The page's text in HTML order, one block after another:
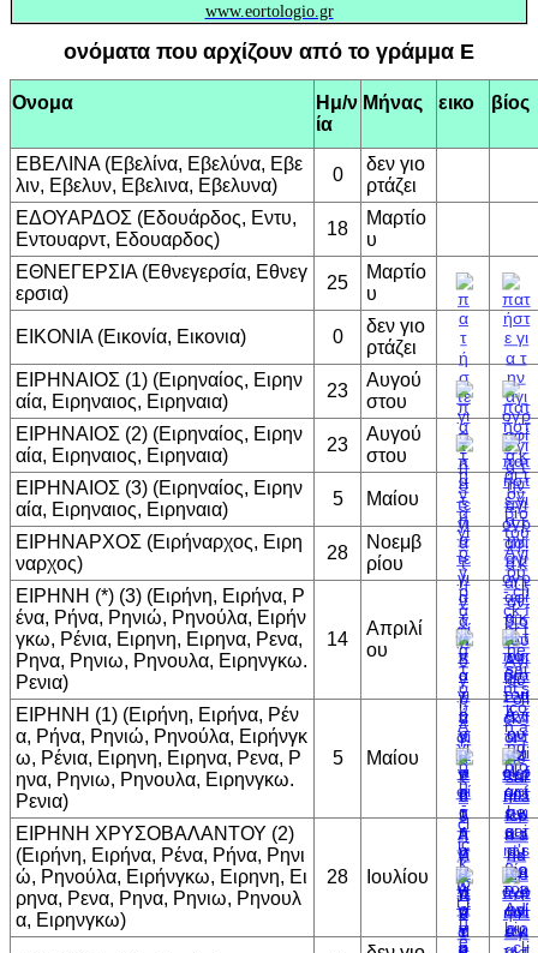
www.eortologio.gr
ονόματα που αρχίζουν από το γράμμα Ε
Ονομα
Ημ/ν
ία
Μήνας εικο βίος
ΕΒΕΛΙΝΑ (Εβελίνα, Εβελύνα, Εβε
λιν, Εβελυν, Εβελινα, Εβελυνα)
0
δεν γιο
ρτάζει
ΕΔΟΥΑΡΔΟΣ (Εδουάρδος, Εντυ,
Εντουαρντ, Εδουαρδος)
18
Μαρτίο
υ
ΕΘΝΕΓΕΡΣΙΑ (Εθνεγερσία, Εθνεγ
ερσια)
25
Μαρτίο
υ
ΕΙΚΟΝΙΑ (Εικονία, Εικονια) 0
δεν γιο
ρτάζει
ΕΙΡΗΝΑΙΟΣ (1) (Ειρηναίος, Ειρην
αία, Ειρηναιος, Ειρηναια)
23
Αυγού
στου
ΕΙΡΗΝΑΙΟΣ (2) (Ειρηναίος, Ειρην
αία, Ειρηναιος, Ειρηναια)
23
Αυγού
στου
ΕΙΡΗΝΑΙΟΣ (3) (Ειρηναίος, Ειρην
αία, Ειρηναιος, Ειρηναια)
5 Μαίου
ΕΙΡΗΝΑΡΧΟΣ (Ειρήναρχος, Ειρη
ναρχος)
28
Νοεμβ
ρίου
ΕΙΡΗΝΗ (*) (3) (Ειρήνη, Ειρήνα, Ρ
ένα, Ρήνα, Ρηνιώ, Ρηνούλα, Ειρήν
γκω, Ρένια, Ειρηνη, Ειρηνα, Ρενα,
Ρηνα, Ρηνιω, Ρηνουλα, Ειρηνγκω.
Ρενια)
14
Απριλί
ου
ΕΙΡΗΝΗ (1) (Ειρήνη, Ειρήνα, Ρέν
α, Ρήνα, Ρηνιώ, Ρηνούλα, Ειρήνγκ
ω, Ρένια, Ειρηνη, Ειρηνα, Ρενα, Ρ
ηνα, Ρηνιω, Ρηνουλα, Ειρηνγκω.
Ρενια)
5 Μαίου
ΕΙΡΗΝΗ ΧΡΥΣΟΒΑΛΑΝΤΟΥ (2)
(Ειρήνη, Ειρήνα, Ρένα, Ρήνα, Ρηνι
ώ, Ρηνούλα, Ειρήνγκω, Ειρηνη, Ει
ρηνα, Ρενα, Ρηνα, Ρηνιω, Ρηνουλ
α, Ειρηνγκω)
28 Ιουλίου